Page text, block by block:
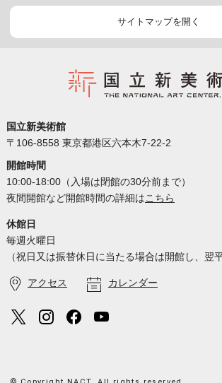
サイトマップを開く
国立新美術館
〒106-8558 東京都港区六本木7-22-2
開館時間
10:00-18:00（入場は閉館の30分前まで）
夜間開館など開館時間の詳細はこちら
休館日
毎週火曜日
（祝日又は振替休日に当たる場合は開館し、翌
アクセス カレンダー